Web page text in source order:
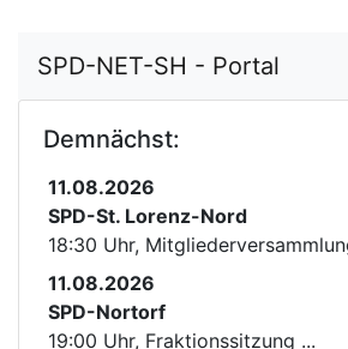
SPD-NET-SH - Portal
Demnächst:
11.08.2026
SPD-St. Lorenz-Nord
18:30 Uhr,
11.08.2026
SPD-Nortorf
19:00 Uhr, Fraktionssitzung ...